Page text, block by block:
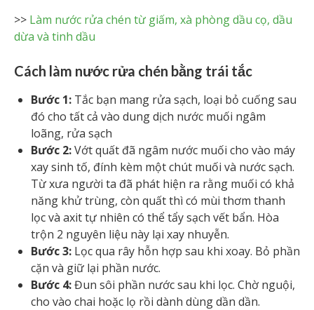
>> Làm nước rửa chén từ giấm, xà phòng dầu cọ, dầu
dừa và tinh dầu
Cách làm nước rửa chén bằng trái tắc
Bước 1: Tắc bạn mang rửa sạch, loại bỏ cuống sau
đó cho tất cả vào dung dịch nước muối ngâm
loãng, rửa sạch
Bước 2:Vớt quất đã ngâm nước muối cho vào máy
xay sinh tố, đính kèm một chút muối và nước sạch.
Từ xưa người ta đã phát hiện ra rằng muối có khả
năng khử trùng, còn quất thì có mùi thơm thanh
lọc và axit tự nhiên có thể tẩy sạch vết bẩn. Hòa
trộn 2 nguyên liệu này lại xay nhuyễn.
Bước 3: Lọc qua rây hỗn hợp sau khi xoay. Bỏ phần
cặn và giữ lại phần nước.
Bước 4:Đun sôi phần nước sau khi lọc. Chờ nguội,
cho vào chai hoặc lọ rồi dành dùng dần dần.